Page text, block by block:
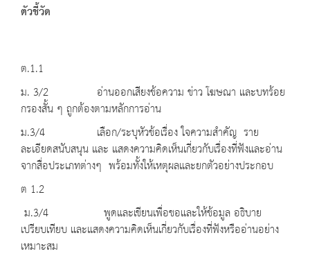
ตัวชี้วัด
ต.1.1
ม. 3/2 อ่านออกเสียงข้อความ ข่าว โฆษณา และบทร้อย
กรองสั้น ๆ ถูกต้องตามหลักการอ่าน
ม.3/4 เลือก/ระบุหัวข้อเรื่อง ใจความสำคัญ ราย
ละเอียดสนับสนุน และ แสดงความคิดเห็นเกี่ยวกับเรื่องที่ฟังและอ่าน
จากสื่อประเภทต่างๆ พร้อมทั้งให้เหตุผลและยกตัวอย่างประกอบ
ต 1.2
ม.3/4 พูดและเขียนเพื่อขอและให้ข้อมูล อธิบาย
เปรียบเทียบ และแสดงความคิดเห็นเกี่ยวกับเรื่องที่ฟังหรืออ่านอย่าง
เหมาะสม